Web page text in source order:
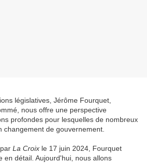
législatives, Jérôme Fourquet,
nous offre une perspective
profondes pour lesquelles de nombreux
changement de gouvernement.
La Croix le 17 juin 2024, Fourquet
en détail. Aujourd'hui, nous allons